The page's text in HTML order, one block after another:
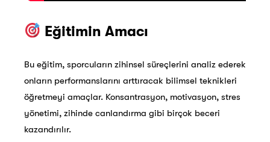
Eğitimin Amacı
Bu eğitim, sporcuların zihinsel süreçlerini analiz ederek
onların performanslarını arttıracak bilimsel teknikleri
öğretmeyi amaçlar. Konsantrasyon, motivasyon, stres
yönetimi, zihinde canlandırma gibi birçok beceri
kazandırılır.